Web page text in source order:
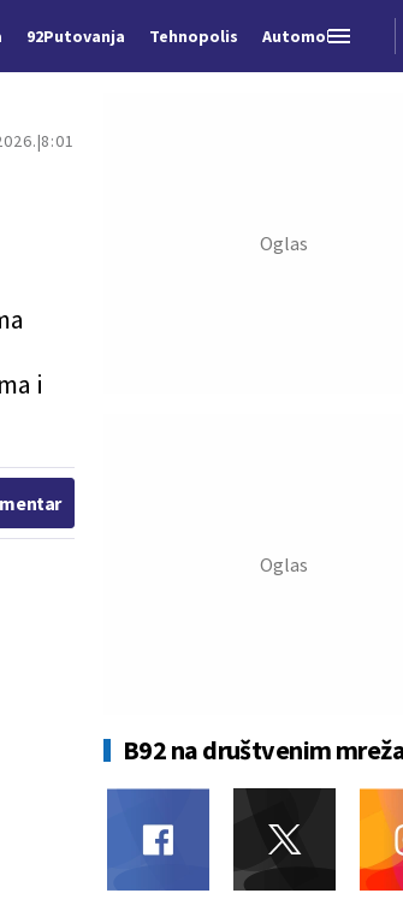
92Putovanja Tehnopolis Automobili
8:01
i
B92 na društvenim